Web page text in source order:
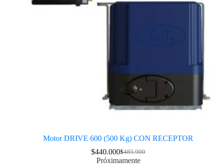
Motor DRIVE 600 (500 Kg) CON RECEPTOR
$485.900
$440.000
Próximamente